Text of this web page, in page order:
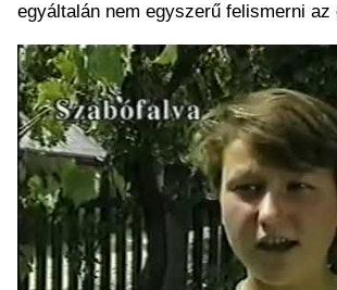
egyáltalán nem egyszerű felismerni